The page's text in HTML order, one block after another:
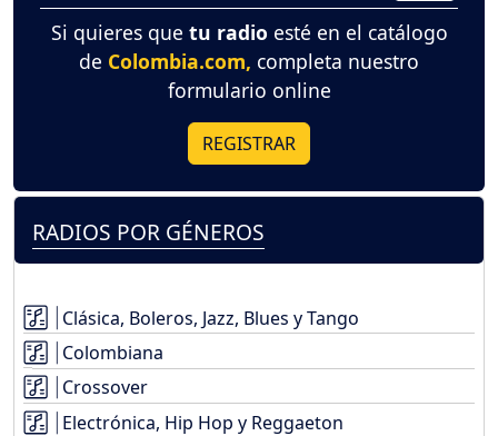
Si quieres que tu radio esté en el catálogo
de Colombia.com, completa nuestro
formulario online
REGISTRAR
RADIOS POR GÉNEROS
Clásica, Boleros, Jazz, Blues y Tango
Colombiana
Crossover
Electrónica, Hip Hop y Reggaeton